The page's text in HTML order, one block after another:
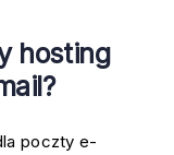
hosting
poczty e-